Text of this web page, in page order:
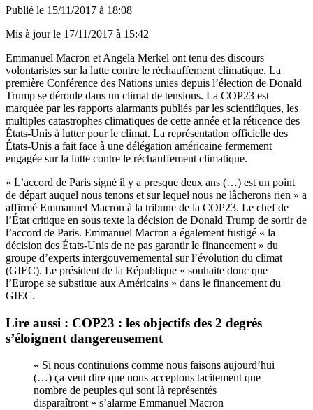
Publié le 15/11/2017 à 18:08
Mis à jour le 17/11/2017 à 15:42
Emmanuel Macron et Angela Merkel ont tenu des discours
volontaristes sur la lutte contre le réchauffement climatique. La
première Conférence des Nations unies depuis l’élection de Donald
Trump se déroule dans un climat de tensions. La COP23 est
marquée par les rapports alarmants publiés par les scientifiques, les
multiples catastrophes climatiques de cette année et la réticence des
États-Unis à lutter pour le climat. La représentation officielle des
États-Unis a fait face à une délégation américaine fermement
engagée sur la lutte contre le réchauffement climatique.
« L’accord de Paris signé il y a presque deux ans (…) est un point
de départ auquel nous tenons et sur lequel nous ne lâcherons rien » a
affirmé Emmanuel Macron à la tribune de la COP23. Le chef de
l’État critique en sous texte la décision de Donald Trump de sortir de
l’accord de Paris. Emmanuel Macron a également fustigé « la
décision des États-Unis de ne pas garantir le financement » du
groupe d’experts intergouvernemental sur l’évolution du climat
(GIEC). Le président de la République « souhaite donc que
l’Europe se substitue aux Américains » dans le financement du
GIEC.
Lire aussi : COP23 : les objectifs des 2 degrés
s’éloignent dangereusement
« Si nous continuions comme nous faisons aujourd’hui
(…) ça veut dire que nous acceptons tacitement que
nombre de peuples qui sont là représentés
disparaîtront » s’alarme Emmanuel Macron